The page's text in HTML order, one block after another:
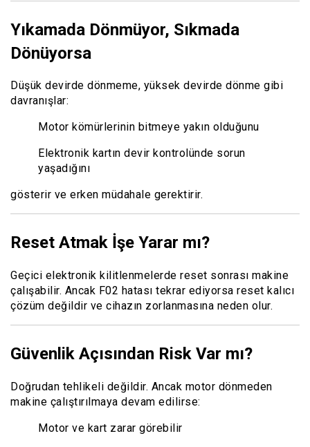
Yıkamada Dönmüyor, Sıkmada
Dönüyorsa
Düşük devirde dönmeme, yüksek devirde dönme gibi
davranışlar:
Motor kömürlerinin bitmeye yakın olduğunu
Elektronik kartın devir kontrolünde sorun
yaşadığını
gösterir ve erken müdahale gerektirir.
Reset Atmak İşe Yarar mı?
Geçici elektronik kilitlenmelerde reset sonrası makine
çalışabilir. Ancak F02 hatası tekrar ediyorsa reset kalıcı
çözüm değildir ve cihazın zorlanmasına neden olur.
Güvenlik Açısından Risk Var mı?
Doğrudan tehlikeli değildir. Ancak motor dönmeden
makine çalıştırılmaya devam edilirse:
Motor ve kart zarar görebilir